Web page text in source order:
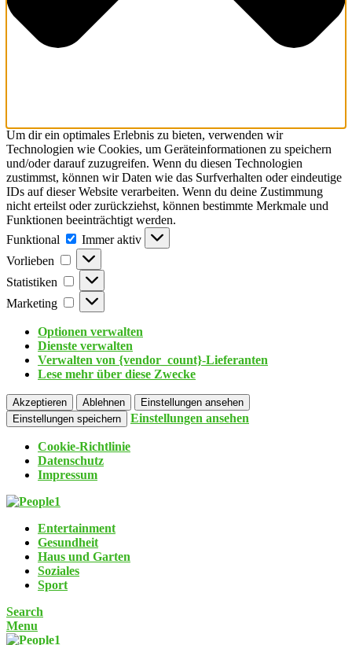
Um dir ein optimales Erlebnis zu bieten, verwenden wir
Technologien wie Cookies, um Geräteinformationen zu speichern
und/oder darauf zuzugreifen. Wenn du diesen Technologien
zustimmst, können wir Daten wie das Surfverhalten oder eindeutige
IDs auf dieser Website verarbeiten. Wenn du deine Zustimmung
nicht erteilst oder zurückziehst, können bestimmte Merkmale und
Funktionen beeinträchtigt werden.
Funktional
Immer aktiv
Vorlieben
Statistiken
Marketing
Optionen verwalten
Dienste verwalten
Verwalten von {vendor_count}-Lieferanten
Lese mehr über diese Zwecke
Akzeptieren Ablehnen
Einstellungen ansehen
Einstellungen speichern
Einstellungen ansehen
Cookie-Richtlinie
Datenschutz
Impressum
Entertainment
Gesundheit
Haus und Garten
Soziales
Sport
Search
Menu